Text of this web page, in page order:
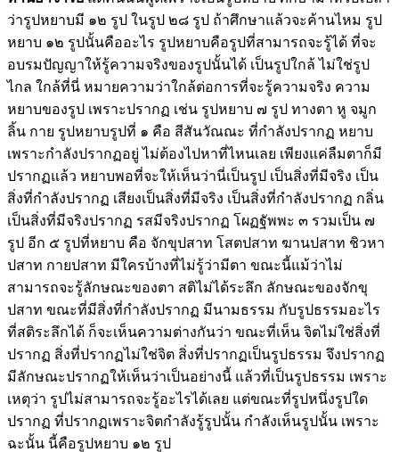
ว่ารูปหยาบมี ๑๒ รูป ในรูป ๒๘ รูป ถ้าศึกษาแล้วจะค้านไหม รูป
หยาบ ๑๒ รูปนั้นคืออะไร รูปหยาบคือรูปที่สามารถจะรู้ได้ ที่จะ
อบรมปัญญาให้รู้ความจริงของรูปนั้นได้ เป็นรูปใกล้ ไม่ใช่รูป
ไกล ใกล้ที่นี่ หมายความว่าใกล้ต่อการที่จะรู้ความจริง ความ
หยาบของรูป เพราะปรากฏ เช่น รูปหยาบ ๗ รูป ทางตา หู จมูก
ลิ้น กาย รูปหยาบรูปที่ ๑ คือ สีสันวัณณะ ที่กำลังปรากฏ หยาบ
เพราะกำลังปรากฏอยู่ ไม่ต้องไปหาที่ไหนเลย เพียงแค่ลืมตาก็มี
ปรากฏแล้ว หยาบพอที่จะให้เห็นว่านี่เป็นรูป เป็นสิ่งที่มีจริง เป็น
สิ่งที่กำลังปรากฏ เสียงเป็นสิ่งที่มีจริง เป็นสิ่งที่กำลังปรากฏ กลิ่น
เป็นสิ่งที่มีจริงปรากฏ รสมีจริงปรากฏ โผฏฐัพพะ ๓ รวมเป็น ๗
รูป อีก ๕ รูปที่หยาบ คือ จักขุปสาท โสตปสาท ฆานปสาท ชิวหา
ปสาท กายปสาท มีใครบ้างที่ไม่รู้ว่ามีตา ขณะนี้แม้ว่าไม่
สามารถจะรู้ลักษณะของตา สติไม่ได้ระลึก ลักษณะของจักขุ
ปสาท ขณะที่มีสิ่งที่กำลังปรากฏ มีนามธรรม กับรูปธรรมอะไร
ที่สติระลึกได้ ก็จะเห็นความต่างกันว่า ขณะที่เห็น จิตไม่ใช่สิ่งที่
ปรากฏ สิ่งที่ปรากฏไม่ใช่จิต สิ่งที่ปรากฏเป็นรูปธรรม จึงปรากฏ
มีลักษณะปรากฏให้เห็นว่าเป็นอย่างนี้ แล้วที่เป็นรูปธรรม เพราะ
เหตุว่า รูปไม่สามารถจะรู้อะไรได้เลย แต่ขณะที่รูปหนึ่งรูปใด
ปรากฏ ที่ปรากฏเพราะจิตกำลังรู้รูปนั้น กำลังเห็นรูปนั้น เพราะ
ฉะนั้น นี้คือรูปหยาบ ๑๒ รูป